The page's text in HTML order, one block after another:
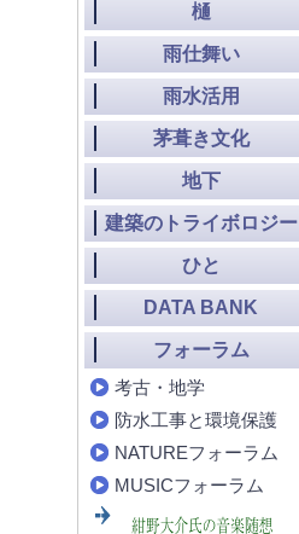
樋
雨仕舞い
雨水活用
茅葺き文化
地下
建築のトライボロジー
ひと
DATA BANK
フォーラム
考古・地学
防水工事と環境保護
NATUREフォーラム
MUSICフォーラム